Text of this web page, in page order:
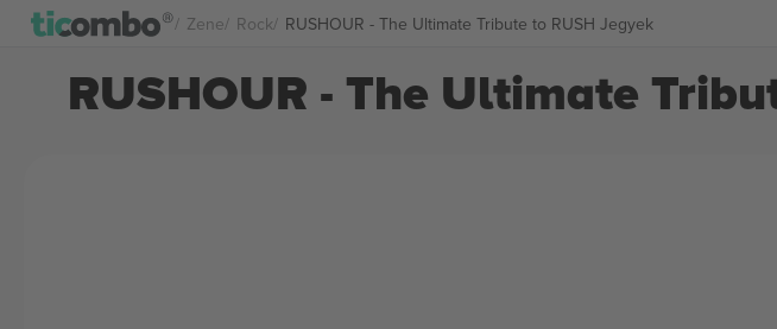
Zene Rock RUSHOUR - The Ultimate Tribute to RUSH Jegyek
RUSHOUR - The Ultimate